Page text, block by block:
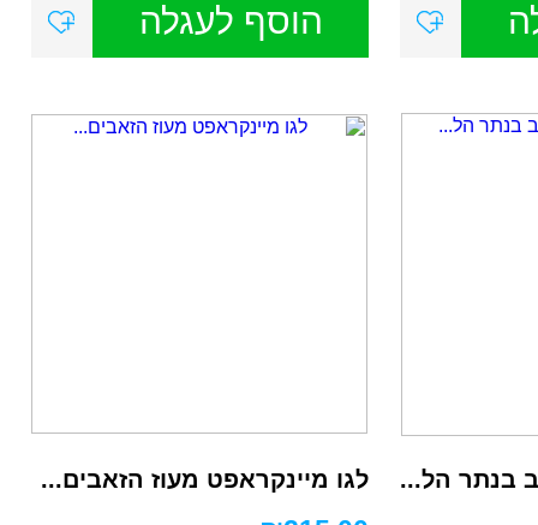
הוסף לעגלה
בנתר הל... לגו מיינקראפט מעוז הזאבים...